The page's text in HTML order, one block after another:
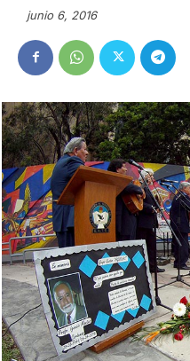
junio 6, 2016